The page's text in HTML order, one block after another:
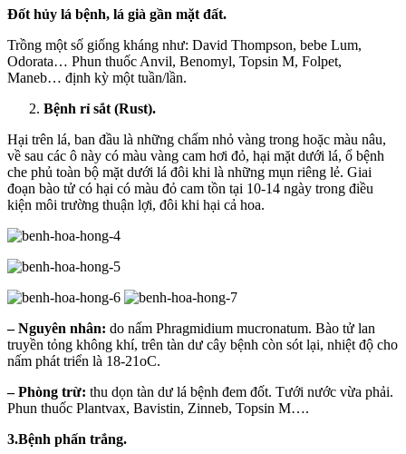
Đốt hủy lá bệnh, lá già gần mặt đất.
Trồng một số giống kháng như: David Thompson, bebe Lum,
Odorata… Phun thuốc Anvil, Benomyl, Topsin M, Folpet,
Maneb… định kỳ một tuần/lần.
Bệnh rỉ sắt (Rust).
Hại trên lá, ban đầu là những chấm nhỏ vàng trong hoặc màu nâu,
về sau các ô này có màu vàng cam hơi đỏ, hại mặt dưới lá, ổ bệnh
che phủ toàn bộ mặt dưới lá đôi khi là những mụn riêng lẻ. Giai
đoạn bào tử có hại có màu đỏ cam tồn tại 10-14 ngày trong điều
kiện môi trường thuận lợi, đôi khi hại cả hoa.
– Nguyên nhân: do nấm Phragmidium mucronatum. Bào tử lan
truyền tỏng không khí, trên tàn dư cây bệnh còn sót lại, nhiệt độ cho
nấm phát triển là 18-21oC.
– Phòng trừ: thu dọn tàn dư lá bệnh đem đốt. Tưới nước vừa phải.
Phun thuốc Plantvax, Bavistin, Zinneb, Topsin M….
3.Bệnh phấn trắng.